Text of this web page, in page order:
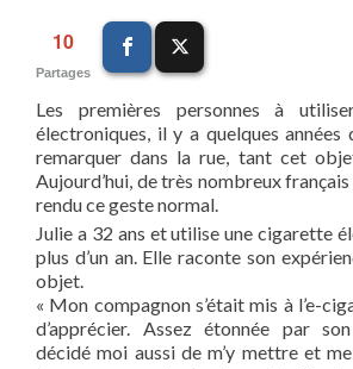
10
Partages
Les premières personnes à
électroniques, il y a quelques années
remarquer dans la rue, tant cet
Aujourd’hui, de très nombreux
rendu ce geste normal.
Julie a 32 ans et utilise une cigarette
plus d’un an. Elle raconte son
objet.
« Mon compagnon s’était mis à l’e-
d’apprécier. Assez étonnée par
décidé moi aussi de m’y mettre et